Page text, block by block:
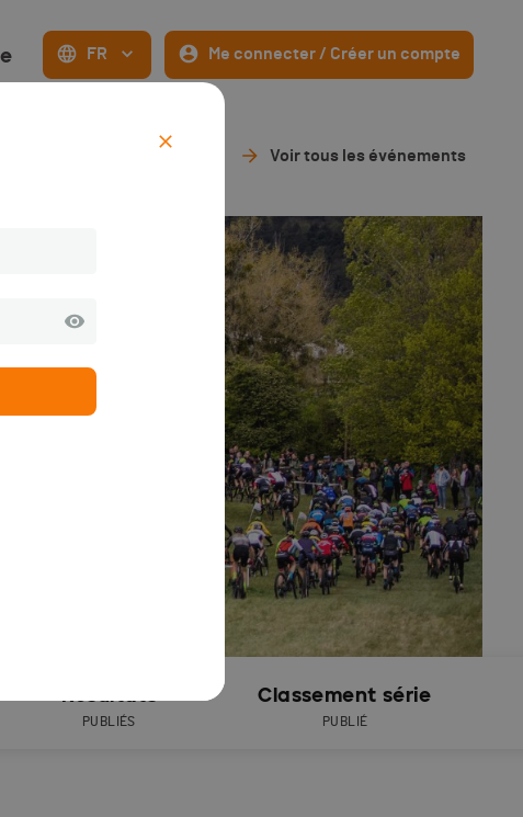
FR Me connecter / Créer un compte
Voir tous les événements
Résultats
PUBLIÉS
Classement série
PUBLIÉ